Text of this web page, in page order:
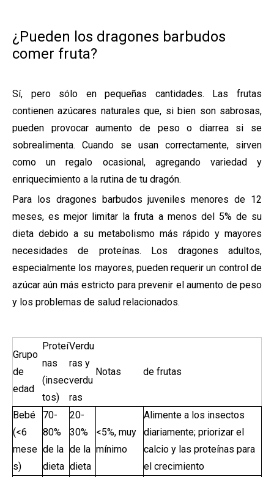
¿Pueden los dragones barbudos
comer fruta?
Sí, pero sólo en pequeñas cantidades. Las frutas
contienen azúcares naturales que, si bien son sabrosas,
pueden provocar aumento de peso o diarrea si se
sobrealimenta. Cuando se usan correctamente, sirven
como un regalo ocasional, agregando variedad y
enriquecimiento a la rutina de tu dragón.
Para los dragones barbudos juveniles menores de 12
meses, es mejor limitar la fruta a menos del 5% de su
dieta debido a su metabolismo más rápido y mayores
necesidades de proteínas. Los dragones adultos,
especialmente los mayores, pueden requerir un control de
azúcar aún más estricto para prevenir el aumento de peso
y los problemas de salud relacionados.
Grupo
de
edad
Proteí
nas
(insec
tos)
Verdu
ras y
verdu
ras
Notas de frutas
Bebé
(<6
mese
s)
70-
80%
de la
dieta
20-
30%
de la
dieta
<5%, muy
mínimo
Alimente a los insectos
diariamente; priorizar el
calcio y las proteínas para
el crecimiento